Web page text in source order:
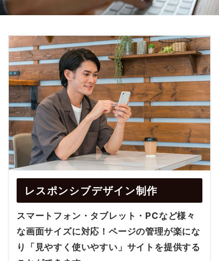
レスポンシブデザイン制作
スマートフォン・タブレット・PCなど様々
な画面サイズに対応！ページの管理が楽にな
り「見やすく使いやすい」サイトを提供する